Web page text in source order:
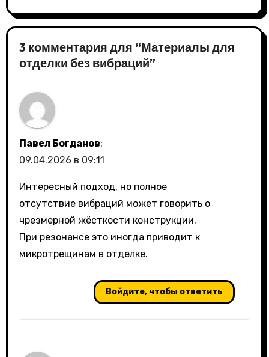
3 комментария для “Материалы для
отделки без вибраций”
Павел Богданов:
09.04.2026 в 09:11
Интересный подход, но полное
отсутствие вибраций может говорить о
чрезмерной жёсткости конструкции.
При резонансе это иногда приводит к
микротрещинам в отделке.
Войдите, чтобы ответить